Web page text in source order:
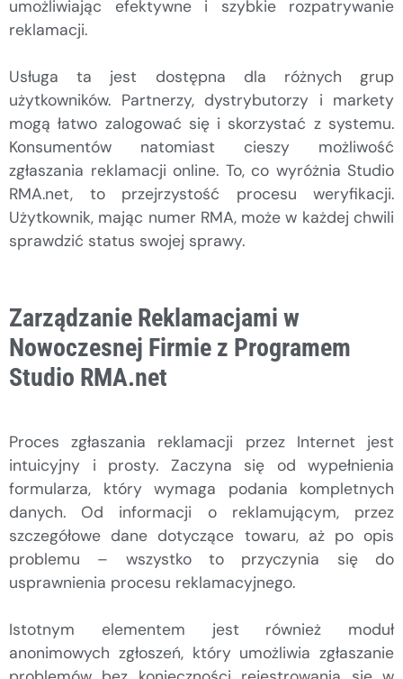
umożliwiając efektywne i szybkie rozpatrywanie
reklamacji.
Usługa ta jest dostępna dla różnych grup
użytkowników. Partnerzy, dystrybutorzy i markety
mogą łatwo zalogować się i skorzystać z systemu.
Konsumentów natomiast cieszy możliwość
zgłaszania reklamacji online. To, co wyróżnia Studio
RMA.net, to przejrzystość procesu weryfikacji.
Użytkownik, mając numer RMA, może w każdej chwili
sprawdzić status swojej sprawy.
Zarządzanie Reklamacjami w
Nowoczesnej Firmie z Programem
Studio RMA.net
Proces zgłaszania reklamacji przez Internet jest
intuicyjny i prosty. Zaczyna się od wypełnienia
formularza, który wymaga podania kompletnych
danych. Od informacji o reklamującym, przez
szczegółowe dane dotyczące towaru, aż po opis
problemu – wszystko to przyczynia się do
usprawnienia procesu reklamacyjnego.
Istotnym elementem jest również moduł
anonimowych zgłoszeń, który umożliwia zgłaszanie